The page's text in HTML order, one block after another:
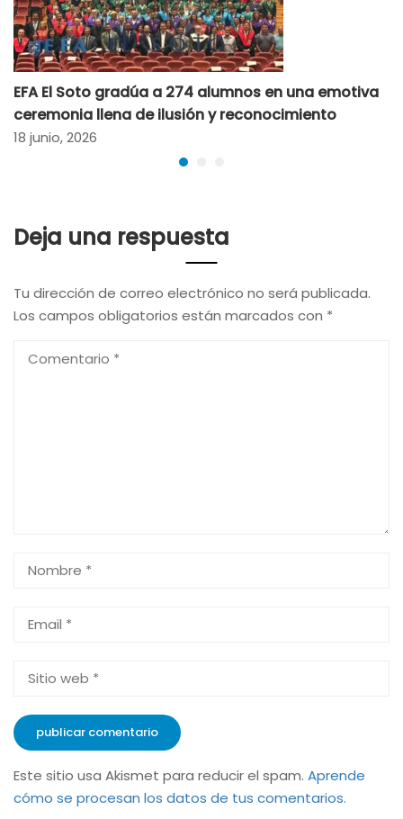
EFA El Soto gradúa a 274 alumnos en una emotiva
ceremonia llena de ilusión y reconocimiento
18 junio, 2026
Deja una respuesta
Tu dirección de correo electrónico no será publicada.
Los campos obligatorios están marcados con *
Este sitio usa Akismet para reducir el spam. Aprende
cómo se procesan los datos de tus comentarios.